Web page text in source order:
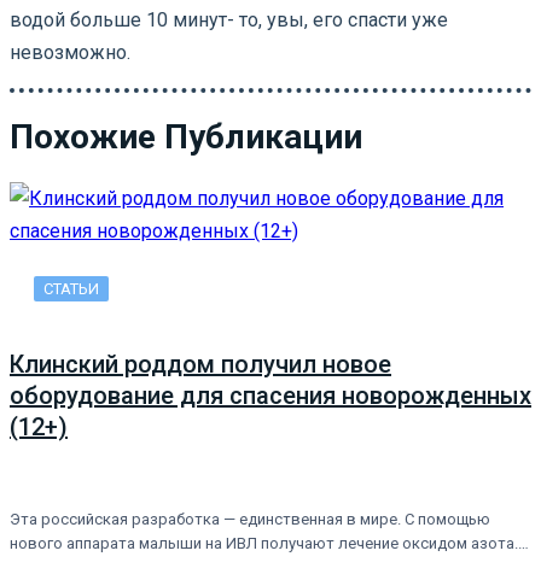
водой больше 10 минут- то, увы, его спасти уже
невозможно.
Похожие Публикации
СТАТЬИ
Клинский роддом получил новое
оборудование для спасения новорожденных
(12+)
Эта российская разработка — единственная в мире. С помощью
нового аппарата малыши на ИВЛ получают лечение оксидом азота.…